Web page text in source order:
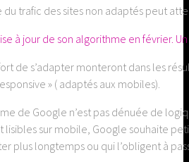
du trafic des sites non adaptés peut
à jour de son algorithme en février.
de s’adapter monteront dans les
» ( adaptés aux mobiles).
de Google n’est pas dénuée de
sur mobile, Google souhaite
plus longtemps ou qui l’obligent à